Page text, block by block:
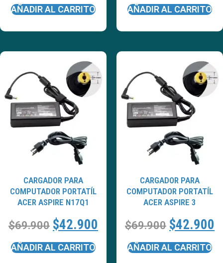
AÑADIR AL CARRITO AÑADIR AL CARRITO
CARGADOR PARA
COMPUTADOR PORTATÍL
ACER ASPIRE N17Q1
$69.900 $42.900
AÑADIR AL CARRITO
CARGADOR PARA
COMPUTADOR PORTATÍL
ACER ASPIRE 3
$69.900 $42.900
AÑADIR AL CARRITO